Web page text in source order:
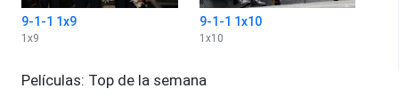
9-1-1 1x9
1 x9
9-1-1 1x10
1 x10
Películas: Top de la semana